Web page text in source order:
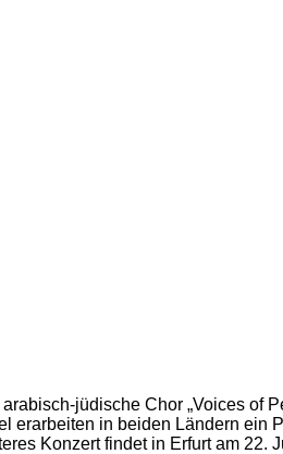
jüdische Chor „Voices
erarbeiten in beiden Ländern
Konzert findet in Erfurt am 22.